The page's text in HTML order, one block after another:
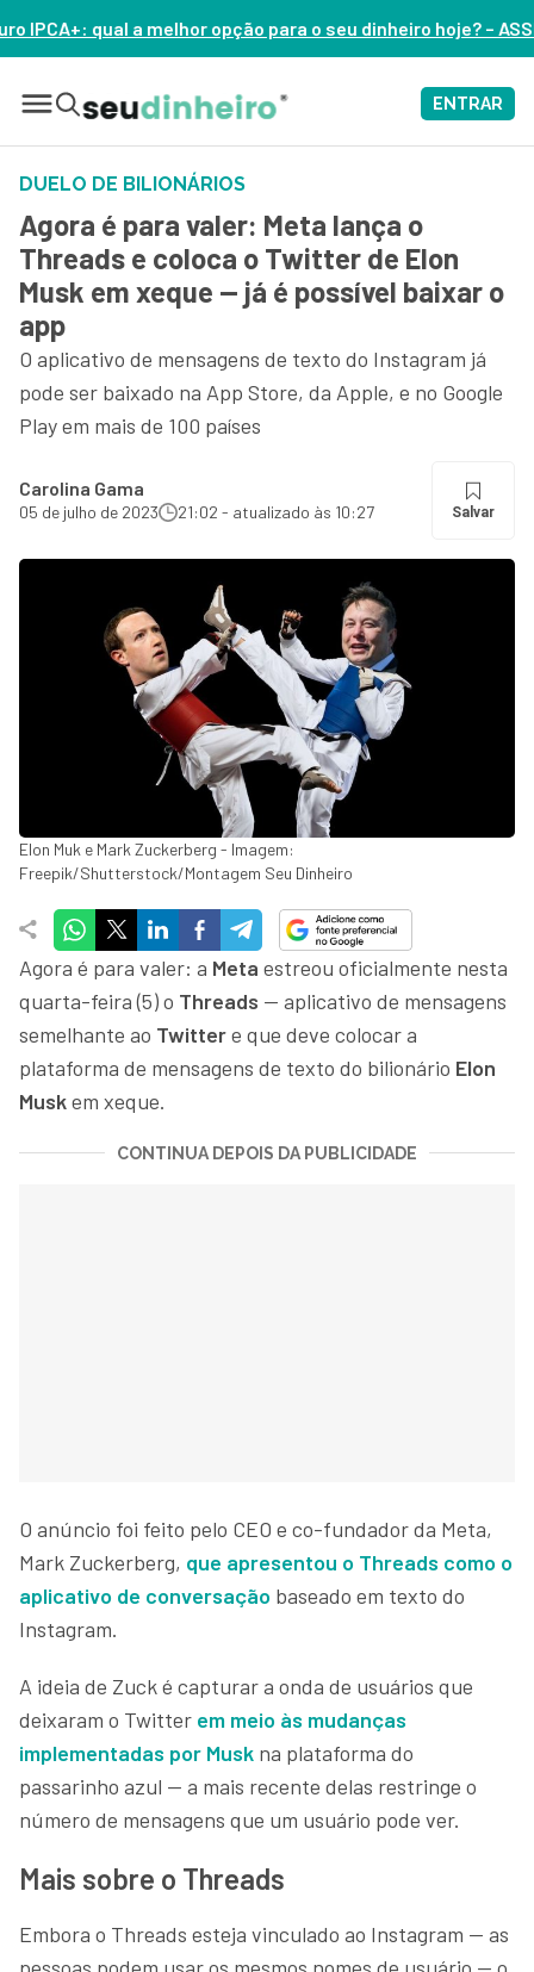
para o seu dinheiro hoje? – ASSISTA AGORA
ENTRAR
DUELO DE BILIONÁRIOS
Agora é para valer: Meta lança o
Threads e coloca o Twitter de Elon
Musk em xeque — já é possível baixar o
app
O aplicativo de mensagens de texto do Instagram já
pode ser baixado na App Store, da Apple, e no Google
Play em mais de 100 países
Carolina Gama
05 de julho de 2023 21:02 - atualizado às 10:27 Salvar
Elon Muk e Mark Zuckerberg - Imagem:
Freepik/Shutterstock/Montagem Seu Dinheiro
Agora é para valer: a Meta estreou oficialmente nesta
quarta-feira (5) o Threads — aplicativo de mensagens
semelhante ao Twittere que deve colocar a
plataforma de mensagens de texto do bilionário Elon
Muskem xeque.
CONTINUA DEPOIS DA PUBLICIDADE
O anúncio foi feito pelo CEO e co-fundador da Meta,
Mark Zuckerberg, que apresentou o Threads como o
aplicativo de conversação baseado em texto do
Instagram.
A ideia de Zuck é capturar a onda de usuários que
deixaram o Twitter em meio às mudanças
implementadas por Musk na plataforma do
passarinho azul — a mais recente delas restringe o
número de mensagens que um usuário pode ver.
Mais sobre o Threads
Embora o Threads esteja vinculado ao Instagram — as